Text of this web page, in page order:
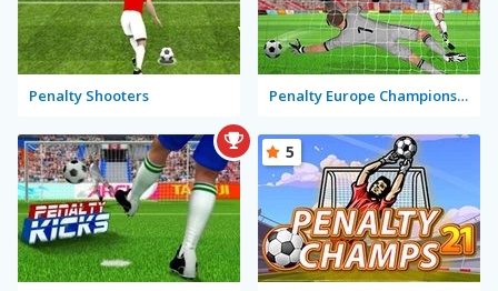
Penalty Shooters Penalty Europe Champions Edition Multiplayer
5